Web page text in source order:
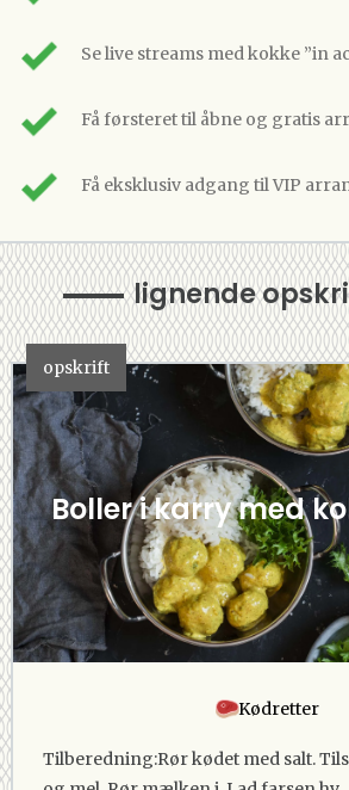
Se live streams med kokke ”in
Få førsteret til åbne og gratis
Få eksklusiv adgang til VIP
lignende
opskrift
Boller i karry med
Kødretter
Tilberedning:Rør kødet med salt.